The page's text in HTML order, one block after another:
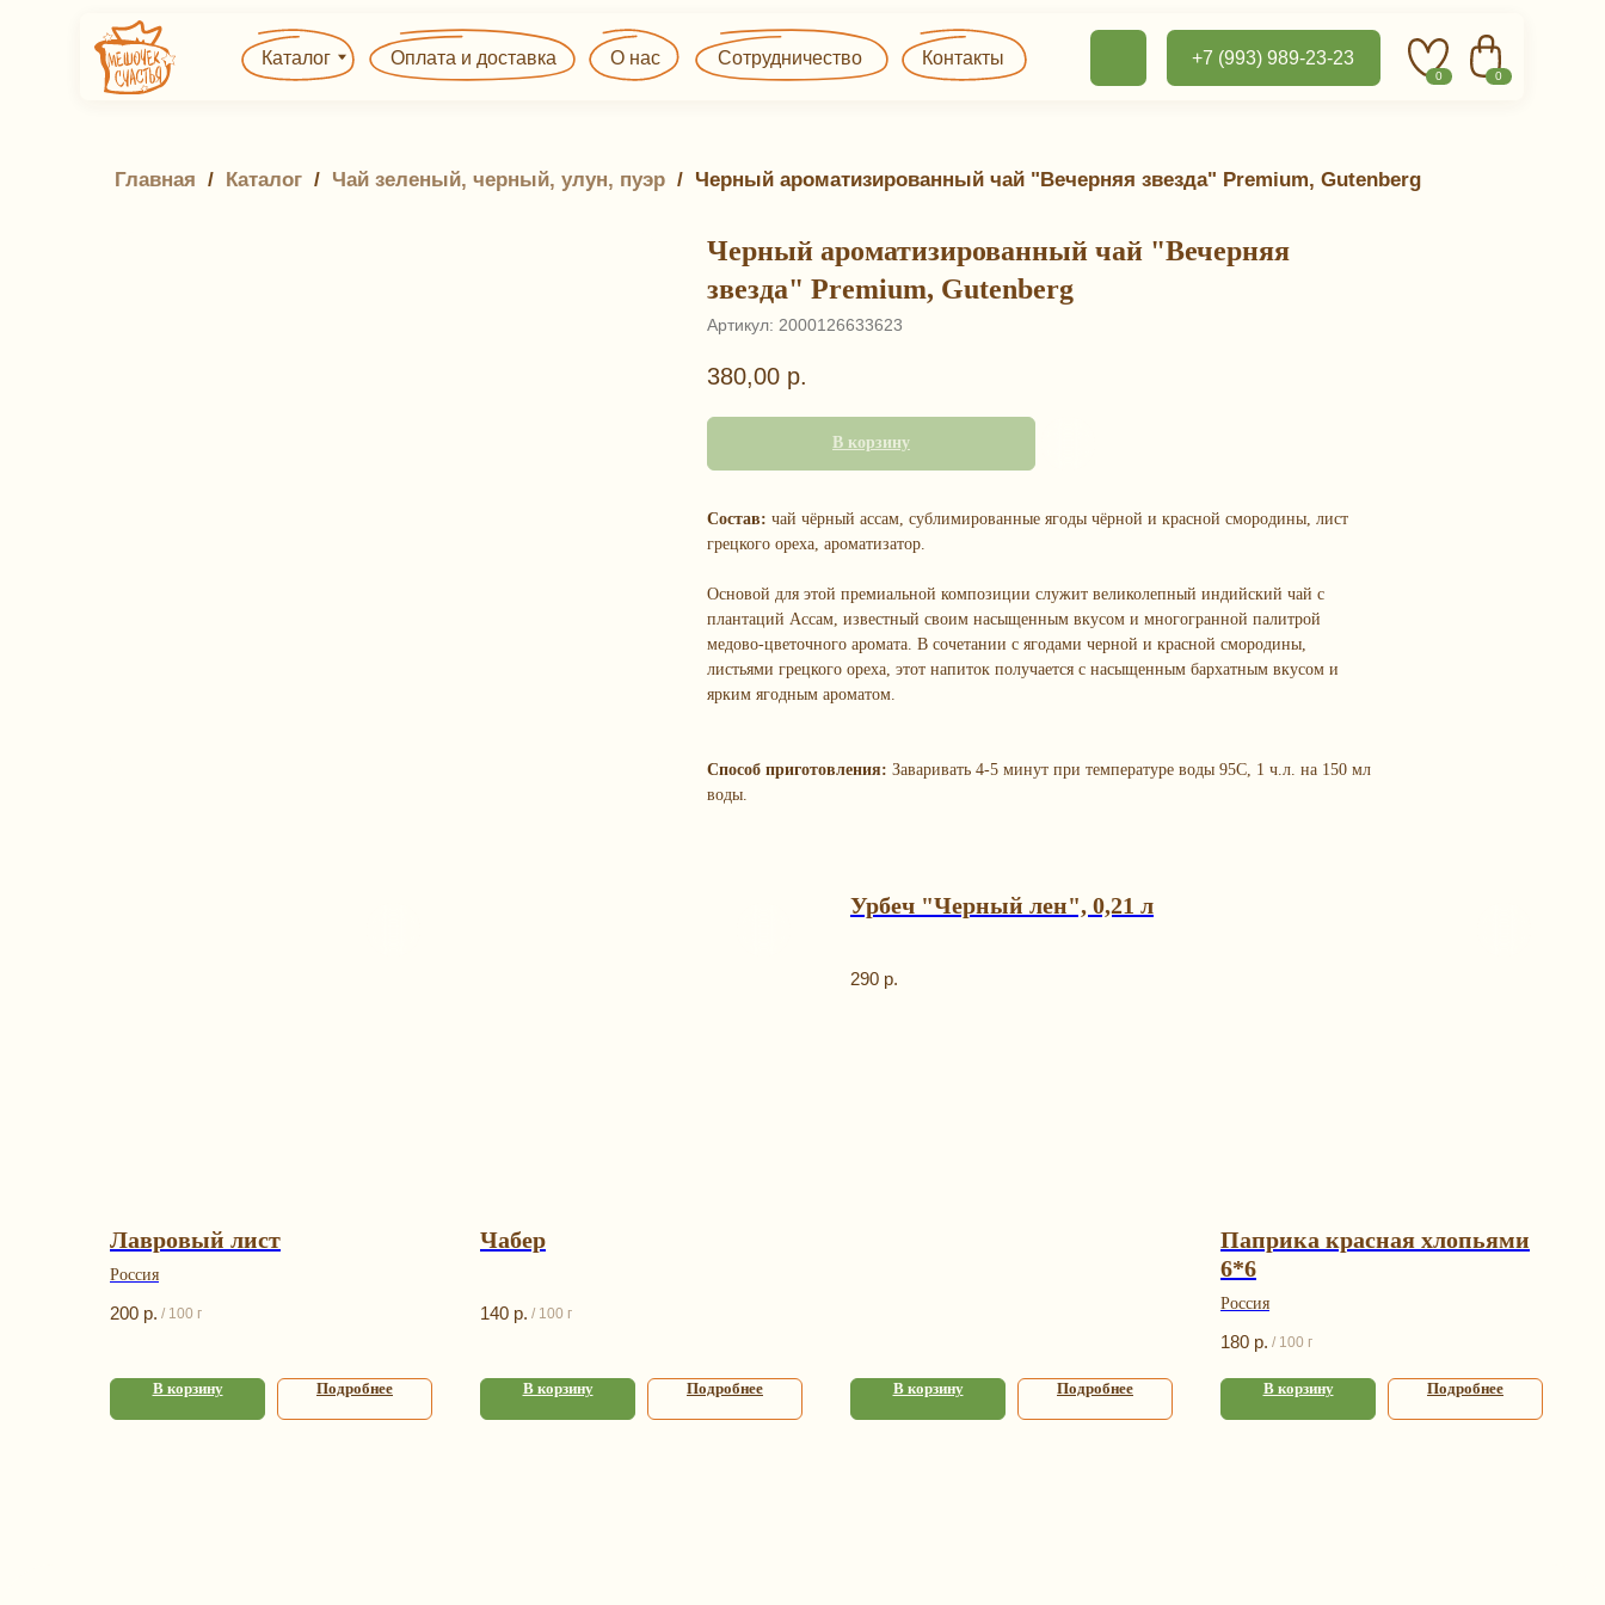
Каталог Оплата и доставка О нас Сотрудничество Контакты +7 (993) 989-23-23
0 0
Главная / Каталог / Чай зеленый, черный, улун, пуэр / Черный ароматизированный чай "Вечерняя звезда" Premium, Gutenberg
Черный ароматизированный чай "Вечерняя
звезда" Premium, Gutenberg
Артикул: 2000126633623
380,00 р.
В корзину
Состав: чай чёрный ассам, сублимированные ягоды чёрной и красной смородины, лист
грецкого ореха, ароматизатор.
Основой для этой премиальной композиции служит великолепный индийский чай с
плантаций Ассам, известный своим насыщенным вкусом и многогранной палитрой
медово-цветочного аромата. В сочетании с ягодами черной и красной смородины,
листьями грецкого ореха, этот напиток получается с насыщенным бархатным вкусом и
ярким ягодным ароматом.
Способ приготовления: Заваривать 4-5 минут при температуре воды 95C, 1 ч.л. на 150 мл
воды.
Лавровый лист
Россия
200 р. / 100 г
Подробнее
В корзину
Чабер
140 р. / 100 г
Подробнее
В корзину
Урбеч "Черный лен", 0,21 л
290 р.
Подробнее
В корзину
Паприка красная хлопьями
6*6
Россия
180 р. / 100 г
Подробнее
В корзину